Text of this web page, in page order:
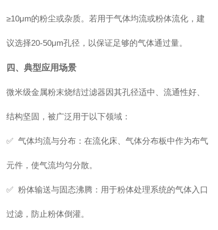
≥10μm的粉尘或杂质。若用于气体均流或粉体流化，建
议选择20-50μm孔径，以保证足够的气体通过量。
四、典型应用场景
微米级金属粉末烧结过滤器因其孔径适中、流通性好、
结构坚固，被广泛用于以下领域：
✅ 气体均流与分布：在流化床、气体分布板中作为布气
元件，使气流均匀分散。
✅ 粉体输送与固态沸腾：用于粉体处理系统的气体入口
过滤，防止粉体倒灌。